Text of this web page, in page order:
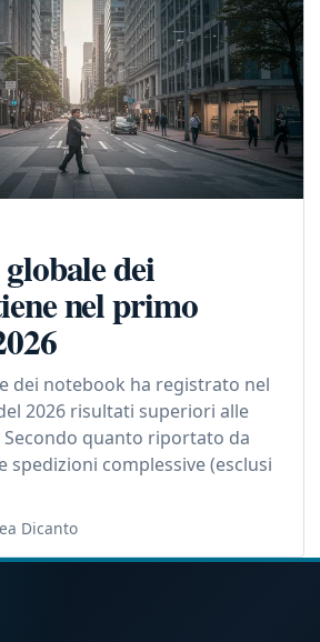
dei
nel primo
dei notebook ha registrato nel
2026 risultati superiori alle
quanto riportato da
spedizioni complessive (esclusi
Dicanto